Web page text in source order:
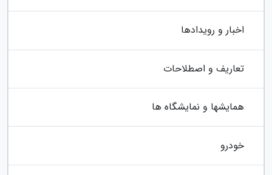
اخبار و رویدادها
تعاریف و اصطلاحات
همایشها و نمایشگاه ها
خودرو